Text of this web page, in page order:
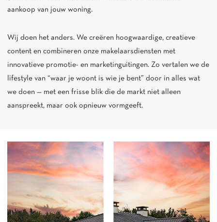
aankoop van jouw woning.
Wij doen het anders. We creëren hoogwaardige, creatieve
content en combineren onze makelaarsdiensten met
innovatieve promotie- en marketinguitingen. Zo vertalen we de
lifestyle van “waar je woont is wie je bent” door in alles wat
we doen — met een frisse blik die de markt niet alleen
aanspreekt, maar ook opnieuw vormgeeft.